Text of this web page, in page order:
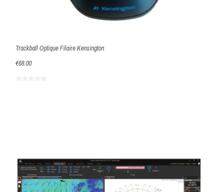
Trackball Optique Filaire Kensington
€68.00